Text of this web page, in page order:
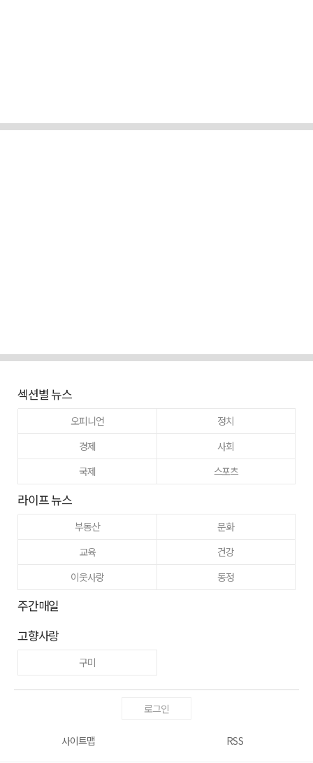
섹션별 뉴스
오피니언
정치
경제
사회
국제
스포츠
라이프 뉴스
부동산
문화
교육
건강
이웃사랑
동정
주간매일
고향사랑
구미
로그인
사이트맵 RSS